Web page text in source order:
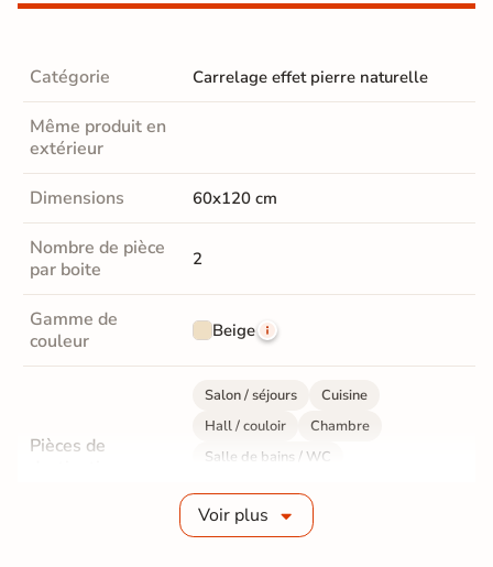
Catégorie Carrelage effet pierre naturelle
Même produit en
extérieur
Dimensions 60x120 cm
Nombre de pièce
par boite
2
Gamme de
couleur
Beige
Pièces de
Salon / séjours
Cuisine
Hall / couloir
Chambre
Salle de bains / WC
Sol intérieur
Voir plus